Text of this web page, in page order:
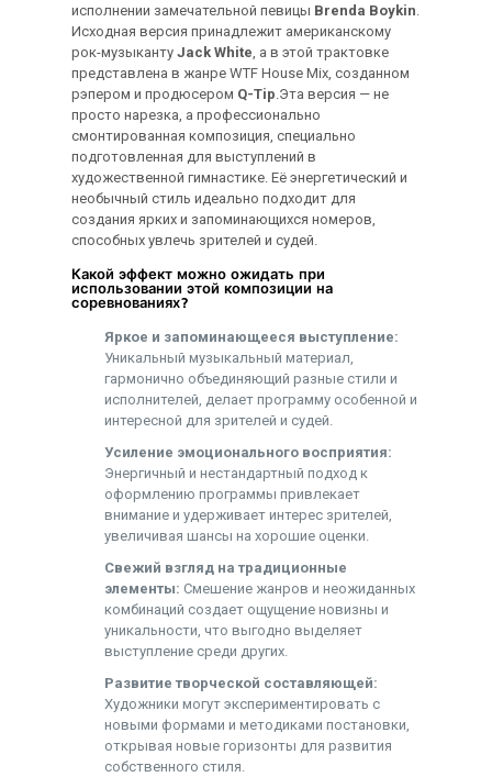
исполнении замечательной певицы Brenda Boykin.
Исходная версия принадлежит американскому
рок-музыканту Jack White, а в этой трактовке
представлена в жанре WTF House Mix, созданном
рэпером и продюсером Q-Tip.Эта версия — не
просто нарезка, а профессионально
смонтированная композиция, специально
подготовленная для выступлений в
художественной гимнастике. Её энергетический и
необычный стиль идеально подходит для
создания ярких и запоминающихся номеров,
способных увлечь зрителей и судей.
Какой эффект можно ожидать при
использовании этой композиции на
соревнованиях?
Яркое и запоминающееся выступление:
Уникальный музыкальный материал,
гармонично объединяющий разные стили и
исполнителей, делает программу особенной и
интересной для зрителей и судей.
Усиление эмоционального восприятия:
Энергичный и нестандартный подход к
оформлению программы привлекает
внимание и удерживает интерес зрителей,
увеличивая шансы на хорошие оценки.
Свежий взгляд на традиционные
элементы: Смешение жанров и неожиданных
комбинаций создает ощущение новизны и
уникальности, что выгодно выделяет
выступление среди других.
Развитие творческой составляющей:
Художники могут экспериментировать с
новыми формами и методиками постановки,
открывая новые горизонты для развития
собственного стиля.